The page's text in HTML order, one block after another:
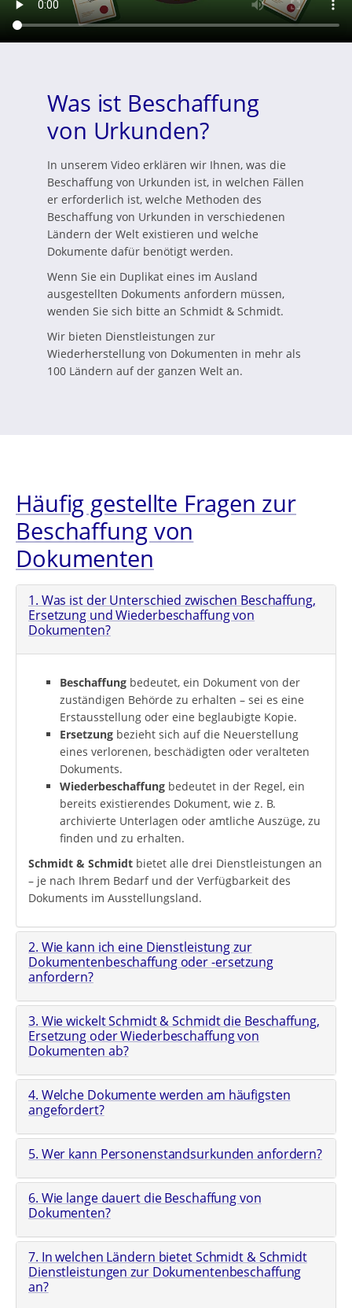
Was ist Beschaffung
von Urkunden?
In unserem Video erklären wir Ihnen, was die
Beschaffung von Urkunden ist, in welchen Fällen
er erforderlich ist, welche Methoden des
Beschaffung von Urkunden in verschiedenen
Ländern der Welt existieren und welche
Dokumente dafür benötigt werden.
Wenn Sie ein Duplikat eines im Ausland
ausgestellten Dokuments anfordern müssen,
wenden Sie sich bitte an Schmidt & Schmidt.
Wir bieten Dienstleistungen zur
Wiederherstellung von Dokumenten in mehr als
100 Ländern auf der ganzen Welt an.
Häufig gestellte Fragen zur
Beschaffung von
Dokumenten
1. Was ist der Unterschied zwischen Beschaffung,
Ersetzung und Wiederbeschaffung von
Dokumenten?
Beschaffung bedeutet, ein Dokument von der
zuständigen Behörde zu erhalten – sei es eine
Erstausstellung oder eine beglaubigte Kopie.
Ersetzung bezieht sich auf die Neuerstellung
eines verlorenen, beschädigten oder veralteten
Dokuments.
Wiederbeschaffung bedeutet in der Regel, ein
bereits existierendes Dokument, wie z. B.
archivierte Unterlagen oder amtliche Auszüge, zu
finden und zu erhalten.
Schmidt & Schmidt bietet alle drei Dienstleistungen an
– je nach Ihrem Bedarf und der Verfügbarkeit des
Dokuments im Ausstellungsland.
2. Wie kann ich eine Dienstleistung zur
Dokumentenbeschaffung oder -ersetzung
anfordern?
3. Wie wickelt Schmidt & Schmidt die Beschaffung,
Ersetzung oder Wiederbeschaffung von
Dokumenten ab?
4. Welche Dokumente werden am häufigsten
angefordert?
5. Wer kann Personenstandsurkunden anfordern?
6. Wie lange dauert die Beschaffung von
Dokumenten?
7. In welchen Ländern bietet Schmidt & Schmidt
Dienstleistungen zur Dokumentenbeschaffung
an?